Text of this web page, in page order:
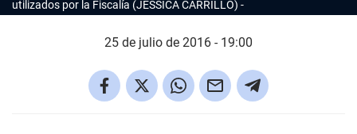
utilizados por la Fiscalía (JESSICA CARRILLO)
25 de julio de 2016 - 19:00